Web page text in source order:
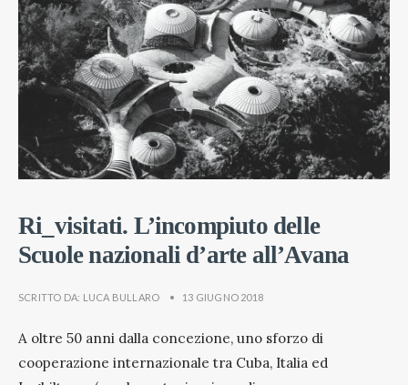
Ri_visitati. L’incompiuto delle
Scuole nazionali d’arte all’Avana
SCRITTO DA: LUCA BULLARO • 13 GIUGNO 2018
A oltre 50 anni dalla concezione, uno sforzo di
cooperazione internazionale tra Cuba, Italia ed